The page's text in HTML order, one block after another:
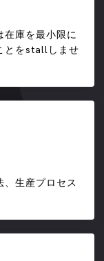
在庫を最小限に
とをstallしませ
、生産プロセス